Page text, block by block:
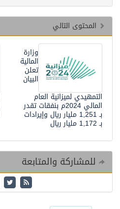
المحتوى التالي
وزارة
المالية
تعلن
البيان
التمهيدي لميزانية العام
المالي 2024م بنفقات تقدر
بـ 1,251 مليار ريال وإيرادات
بـ 1,172 مليار ريال
للمشاركة والمتابعة